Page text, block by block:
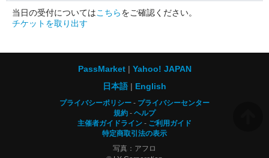
当日の受付についてはこちらをご確認ください。
チケットを取り出す
PassMarket
Yahoo! JAPAN
日本語
English
プライバシーポリシー
プライバシーセンター
規約
ヘルプ
主催者ガイドライン
ご利用ガイド
特定商取引法の表示
写真：アフロ